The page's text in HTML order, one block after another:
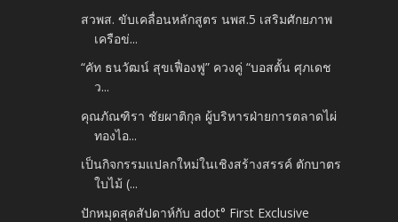
สวพส. ขับเคลื่อนหลักสูตร นพส.5 เสริมศักยภาพ
เครือข่...
“คัท ธนวัฒน์ สุขเฟื่องฟู” ควงคู่ “บอสตั้น ศุภเดช
ว...
คุณภัณฑิรา ชัยผาติกุล ผู้บริหารฝ่ายการตลาดไผ่
ทองไอ...
เป็นกิจกรรมแปลกใหม่ในเชิงสร้างสรรค์ ตักบาตร
ใบไม้ (...
ปักหมุดสุดสัปดาห์กับ adot° First Exclusive